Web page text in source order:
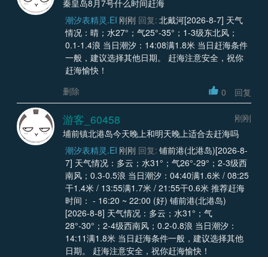
秦皇岛8月7号什么时间赶海
潮汐表精灵.EI 刚刚 回复: 北戴河[2026-8-7] 天气
情况：晴；水27°；气25°-35°；1-3级东北风；
0.1-1.4浪 当日潮汐：14:08满1.8米 当日赶海条件
一般，建议选择其他日期。 赶海注意安全，祝你
赶海愉快！
删除
0 回复
游客_60458
刚刚
埔前镇北港岛今天晚上和明天晚上适合去赶海吗
潮汐表精灵.EI 刚刚 回复: 铺前港(北港岛)[2026-8-
7] 天气情况：多云；水31°；气26°-29°；2-3级西
南风；0.3-0.5浪 当日潮汐：04:40满1.6米 / 08:25
干1.4米 / 13:55满1.7米 / 21:55干0.6米 推荐赶海
时间： - 16:20 ~ 22:00 (好) 铺前港(北港岛)
[2026-8-8] 天气情况：多云；水31°；气
28°-30°；2-4级西南风；0.2-0.8浪 当日潮汐：
14:11满1.8米 当日赶海条件一般，建议选择其他
日期。 赶海注意安全，祝你赶海愉快！